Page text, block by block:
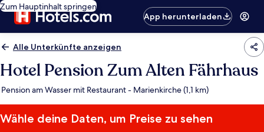
Zum Hauptinhalt springen
App herunterladen
Alle Unterkünfte anzeigen
Hotel Pension Zum Alten Fährhaus
Pension am Wasser mit Restaurant - Marienkirche (1,1 km)
Wähle deine Daten, um Preise zu sehen